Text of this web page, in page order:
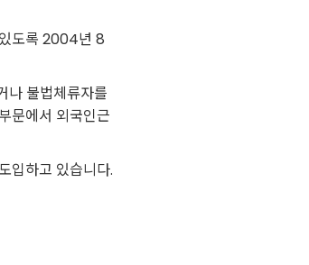
도록 2004년 8
나 불법체류자를
문에서 외국인근
입하고 있습니다.